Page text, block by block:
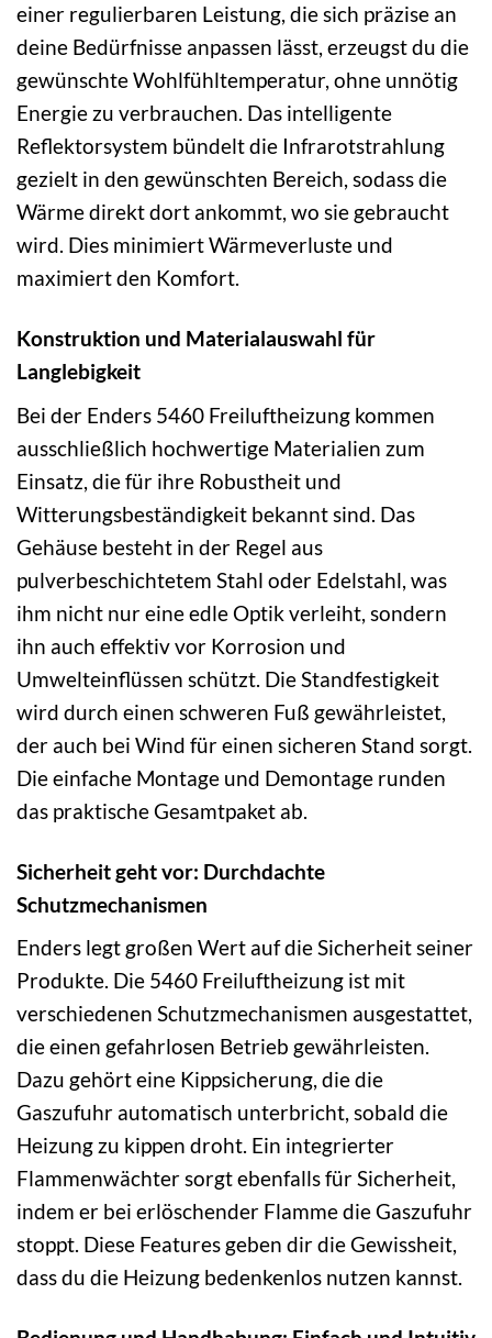
einer regulierbaren Leistung, die sich präzise an
deine Bedürfnisse anpassen lässt, erzeugst du die
gewünschte Wohlfühltemperatur, ohne unnötig
Energie zu verbrauchen. Das intelligente
Reflektorsystem bündelt die Infrarotstrahlung
gezielt in den gewünschten Bereich, sodass die
Wärme direkt dort ankommt, wo sie gebraucht
wird. Dies minimiert Wärmeverluste und
maximiert den Komfort.
Konstruktion und Materialauswahl für
Langlebigkeit
Bei der Enders 5460 Freiluftheizung kommen
ausschließlich hochwertige Materialien zum
Einsatz, die für ihre Robustheit und
Witterungsbeständigkeit bekannt sind. Das
Gehäuse besteht in der Regel aus
pulverbeschichtetem Stahl oder Edelstahl, was
ihm nicht nur eine edle Optik verleiht, sondern
ihn auch effektiv vor Korrosion und
Umwelteinflüssen schützt. Die Standfestigkeit
wird durch einen schweren Fuß gewährleistet,
der auch bei Wind für einen sicheren Stand sorgt.
Die einfache Montage und Demontage runden
das praktische Gesamtpaket ab.
Sicherheit geht vor: Durchdachte
Schutzmechanismen
Enders legt großen Wert auf die Sicherheit seiner
Produkte. Die 5460 Freiluftheizung ist mit
verschiedenen Schutzmechanismen ausgestattet,
die einen gefahrlosen Betrieb gewährleisten.
Dazu gehört eine Kippsicherung, die die
Gaszufuhr automatisch unterbricht, sobald die
Heizung zu kippen droht. Ein integrierter
Flammenwächter sorgt ebenfalls für Sicherheit,
indem er bei erlöschender Flamme die Gaszufuhr
stoppt. Diese Features geben dir die Gewissheit,
dass du die Heizung bedenkenlos nutzen kannst.